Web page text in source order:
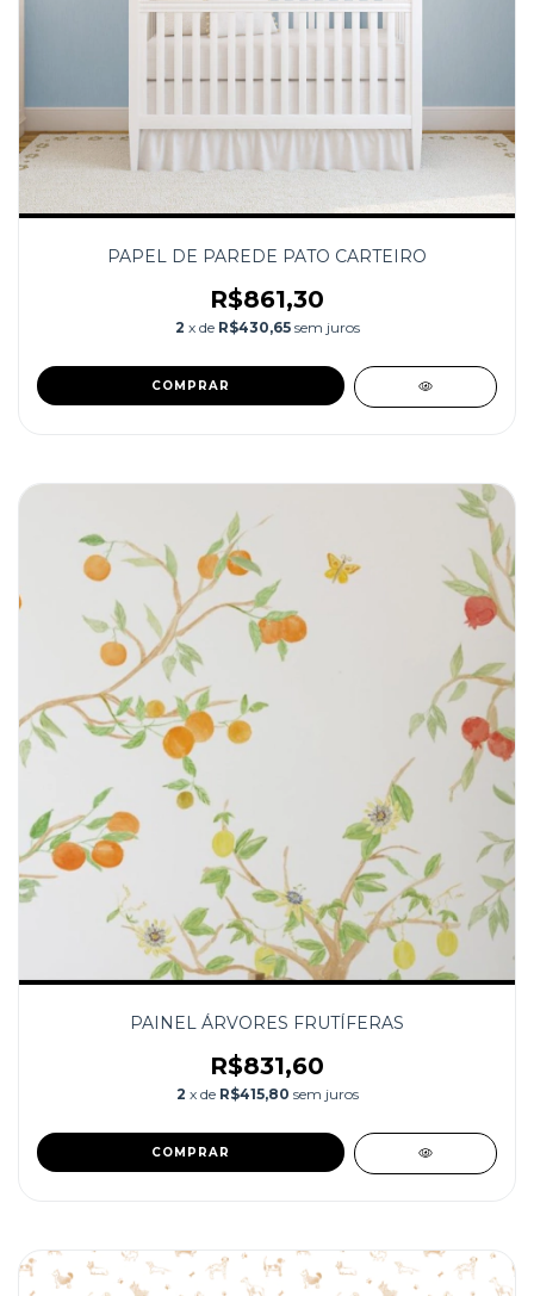
PAPEL DE PAREDE PATO CARTEIRO
R$861,30
2 x de R$430,65 sem juros
COMPRAR
PAINEL ÁRVORES FRUTÍFERAS
R$831,60
2 x de R$415,80 sem juros